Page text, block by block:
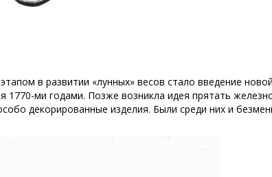
в развитии «лунных» весов стало введение
1770-ми годами. Позже возникла идея прятать
декорированные изделия. Были среди них и